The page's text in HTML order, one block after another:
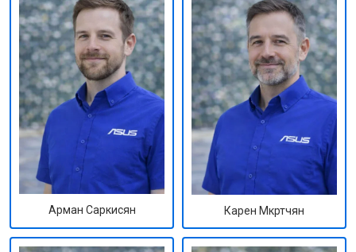
Арман Саркисян Карен Мкртчян